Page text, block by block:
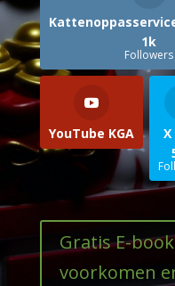
1k
Followers
YouTube KGA
X
Gratis E-
voorkomen